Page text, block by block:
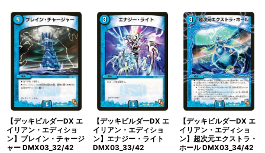
【デッキビルダーDX エ
イリアン・エディショ
ン】ブレイン・チャージ
ャー DMX03_32/42
【デッキビルダーDX エ
イリアン・エディショ
ン】エナジー・ライト
DMX03_33/42
【デッキビルダーDX エ
イリアン・エディショ
ン】超次元エクストラ・
ホール DMX03_34/42